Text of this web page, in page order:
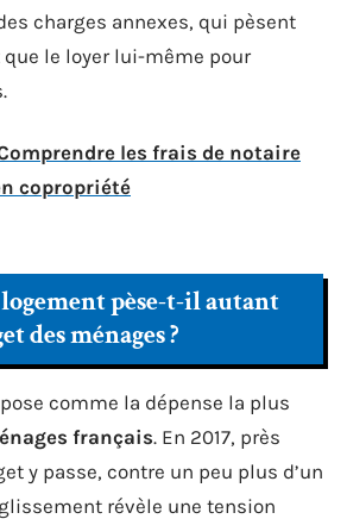
charges annexes, qui pèsent
le loyer lui-même pour
les frais de notaire
copropriété
pèse-t-il autant
des ménages ?
comme la dépense la plus
français. En 2017, près
y passe, contre un peu plus d’un
révèle une tension